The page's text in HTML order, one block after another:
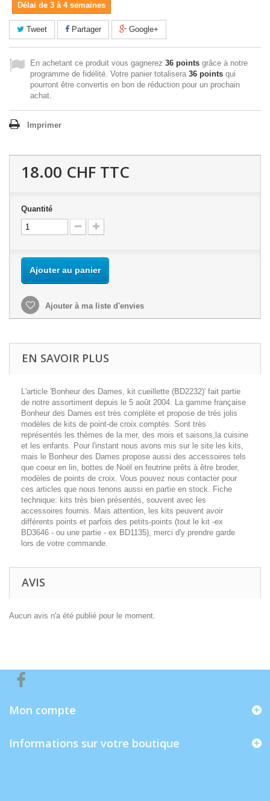
Délai de 3 à 4 semaines
Tweet Partager Google+
En achetant ce produit vous gagnerez 36 points grâce à notre
programme de fidélité. Votre panier totalisera 36 points qui
pourront être convertis en bon de réduction pour un prochain
achat.
Imprimer
18.00 CHF TTC
Quantité
Ajouter au panier
Ajouter à ma liste d'envies
EN SAVOIR PLUS
L'article 'Bonheur des Dames, kit cueillette (BD2232)' fait partie
de notre assortiment depuis le 5 août 2004. La gamme française
Bonheur des Dames est très complète et propose de très jolis
modèles de kits de point-de croix comptés. Sont très
représentés les thèmes de la mer, des mois et saisons,la cuisine
et les enfants. Pour l'instant nous avons mis sur le site les kits,
mais le Bonheur des Dames propose aussi des accessoires tels
que coeur en lin, bottes de Noël en feutrine prêts à être broder,
modèles de points de croix. Vous pouvez nous contacter pour
ces articles que nous tenons aussi en partie en stock. Fiche
technique: kits très bien présentés, souvent avec les
accessoires fournis. Mais attention, les kits peuvent avoir
différents points et parfois des petits-points (tout le kit -ex
BD3646 - ou une partie - ex BD1135), merci d'y prendre garde
lors de votre commande.
AVIS
Aucun avis n'a été publié pour le moment.
Mon compte
Informations sur votre boutique